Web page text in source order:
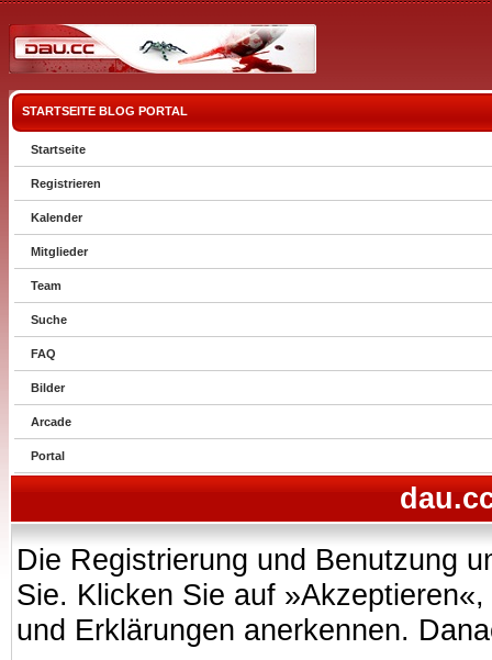
STARTSEITE BLOG PORTAL
Startseite
Registrieren
Kalender
Mitglieder
Team
Suche
FAQ
Bilder
Arcade
Portal
Die Registrierung und Benutzung
Sie. Klicken Sie auf
und Erklärungen anerkennen.